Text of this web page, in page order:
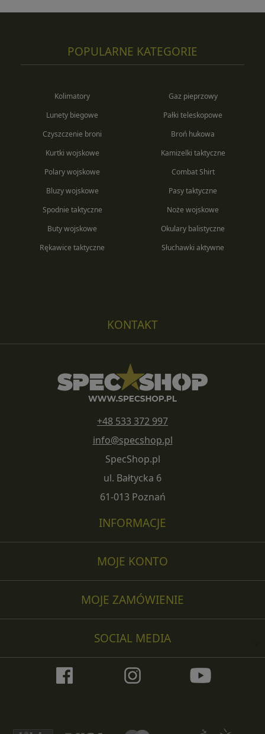
POPULARNE KATEGORIE
Kolimatory
Lunety biegowe
Czyszczenie broni
Gaz pieprzowy
Pałki teleskopowe
Broń hukowa
Kurtki wojskowe
Polary wojskowe
Bluzy wojskowe
Kamizelki taktyczne
Combat Shirt
Pasy taktyczne
Spodnie taktyczne
Buty wojskowe
Rękawice taktyczne
Noże wojskowe
Okulary balistyczne
Słuchawki aktywne
MOJE ZAMÓWIENIE
MOJE KONTO
KONTAKT
+48 533 372 997
info@specshop.pl
SpecShop.pl
ul. Bałtycka 6
61-013 Poznań
INFORMACJE
SOCIAL MEDIA